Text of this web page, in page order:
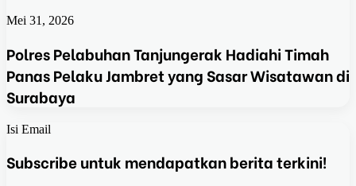
Mei 31, 2026
Polres Pelabuhan Tanjungerak Hadiahi Timah
Panas Pelaku Jambret yang Sasar Wisatawan di
Surabaya
Isi Email
Subscribe untuk mendapatkan berita terkini!